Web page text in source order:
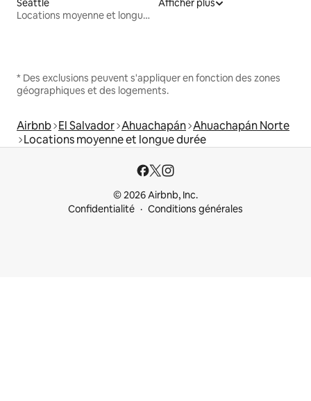
Seattle
Locations moyenne et longue durée
Afficher plus
* Des exclusions peuvent s'appliquer en fonction des zones
géographiques et des logements.
Airbnb El Salvador Ahuachapán Ahuachapán Norte
Locations moyenne et longue durée
© 2026 Airbnb, Inc.
Confidentialité
Conditions générales